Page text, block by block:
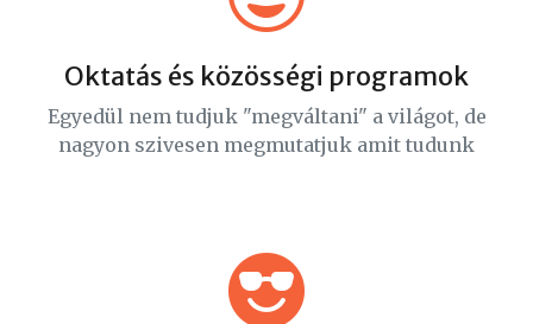
Oktatás és közösségi programok
Egyedül nem tudjuk "megváltani" a világot, de
nagyon szivesen megmutatjuk amit tudunk